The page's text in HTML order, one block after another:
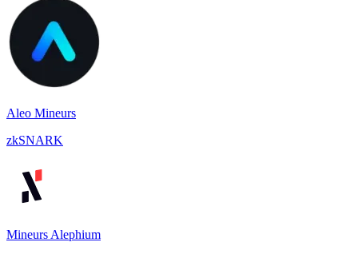
Aleo Mineurs
zkSNARK
Mineurs Alephium